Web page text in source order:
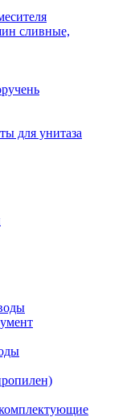
сливные,
для унитаза